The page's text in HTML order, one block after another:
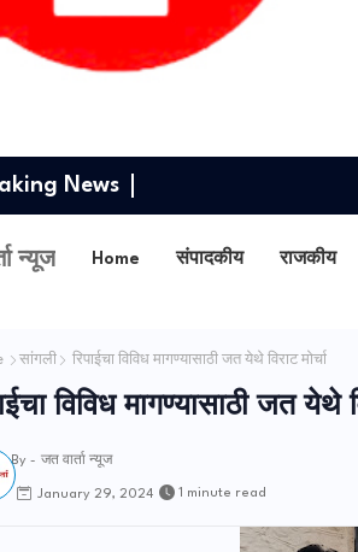
News
न्यूज Home संपादकीय राजकीय
सांगली रिपाईचा विविध मागण्यासाठी जत येथे विराट मोर्चा
विविध मागण्यासाठी जत येथे
By - जत वार्ता न्यूज
January 29, 2024 1 minute read